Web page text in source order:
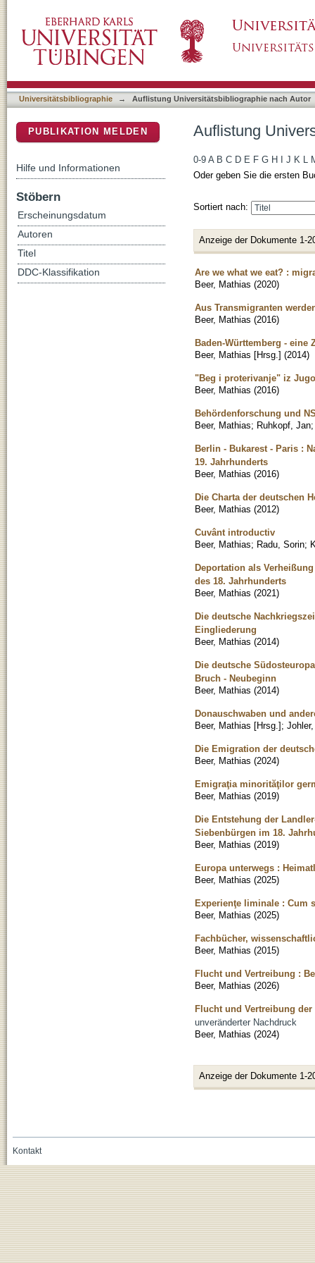
Universitätsbibliographie → Auflistung Universitätsbibliographie nach Autor
Auflistung
0-9 A B C D E F G H J K L
Oder geben Sie die ersten
Sortiert nach:
Anzeige der Dokumente 1-
Are we what we eat? :
Beer, Mathias (2020)
Aus Transmigranten
Beer, Mathias (2016)
Baden-Württemberg - eine
Beer, Mathias [Hrsg.] (2014)
"Beg i proterivanje" iz
Beer, Mathias (2016)
Behördenforschung und
Beer, Mathias; Ruhkopf, Jan
Berlin - Bukarest - Paris :
19. Jahrhunderts
Beer, Mathias (2016)
Die Charta der deutschen
Beer, Mathias (2012)
Cuvânt introductiv
Beer, Mathias; Radu, Sorin;
Deportation als
des 18. Jahrhunderts
Beer, Mathias (2021)
Die deutsche
Eingliederung
Beer, Mathias (2014)
Die deutsche
Bruch - Neubeginn
Beer, Mathias (2014)
Donauschwaben und
Beer, Mathias [Hrsg.];
Die Emigration der
Beer, Mathias (2024)
Emigraţia minorităţilor
Beer, Mathias (2019)
Die Entstehung der
Siebenbürgen im 18.
Beer, Mathias (2019)
Europa unterwegs :
Beer, Mathias (2025)
Experienţe liminale : Cum
Beer, Mathias (2025)
Fachbücher,
Beer, Mathias (2015)
Flucht und Vertreibung :
Beer, Mathias (2026)
Flucht und Vertreibung der
unveränderter Nachdruck
Beer, Mathias (2024)
Anzeige der Dokumente 1-
PUBLIKATION MELDEN
Hilfe und Informationen
Stöbern
Erscheinungsdatum
Autoren
Titel
DDC-Klassifikation
Kontakt